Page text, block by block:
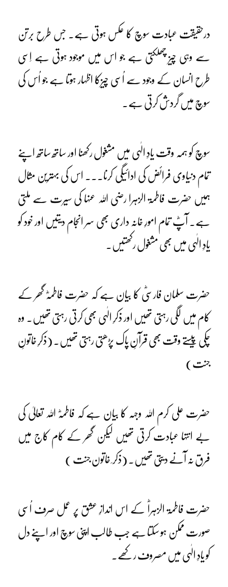
درحقیقت عبادت سوچ کا عکس ہوتی ہے۔ جس طرح برتن
سے وہی چیز چھلکتی ہے جو اس میں موجود ہوتی ہے اِسی
طرح انسان کے وجود سے اُسی چیزکا اظہار ہوتا ہے جو اُس کی
سوچ میں گردش کرتی ہے۔
سوچ کو ہمہ وقت یادِ الٰہی میں مشغول رکھنا اور ساتھ ساتھ اپنے
تمام دنیاوی فرائض کی ادائیگی کرنا۔۔۔ اس کی بہترین مثال
ہمیں حضرت فاطمۃ الزہرا رضی اللہ عنہا کی سیرت سے ملتی
ہے۔ آپؓ تمام امورِ خانہ داری بھی سر انجام دیتیں اور خود کو
یادِ الٰہی میں بھی مشغول رکھتیں۔
حضرت سلمان فارسیؓ کا بیان ہے کہ حضرت فاطمہؓ گھر کے
کام میں لگی رہتی تھیں اور ذکرِ الٰہی بھی کرتی رہتی تھیں۔ وہ
چکی پیستے وقت بھی قرآنِ پاک پڑھتی رہتی تھیں۔ (ذکرِ خاتونِ
جنت)
حضرت علی کرم اللہ وجہہ کا بیان ہے کہ فاطمہؓ اللہ تعالیٰ کی
بے انتہا عبادت کرتی تھیں لیکن گھر کے کام کاج میں
فرق نہ آنے دیتی تھیں۔ (ذکر ِ خاتون جنت )
حضرت فاطمۃ الزہراؓ کے اس اندازِ عشق پر عمل صرف اُسی
صورت ممکن ہو سکتا ہے جب طالب اپنی سوچ اور اپنے دل
کو یادِ الٰہی میں مصروف رکھے۔